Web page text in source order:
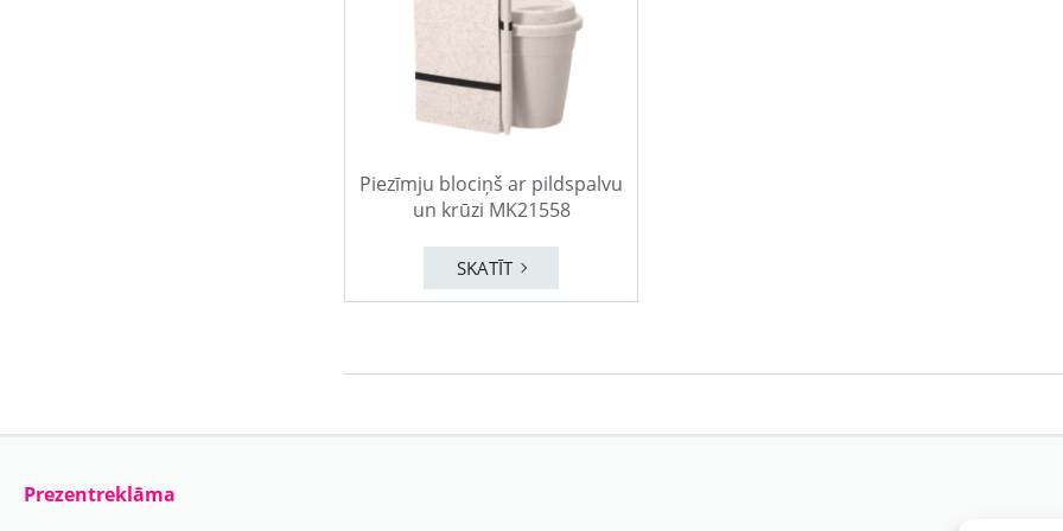
Piezīmju blociņš ar pildspalvu
un krūzi MK21558
SKATĪT
Prezentreklāma